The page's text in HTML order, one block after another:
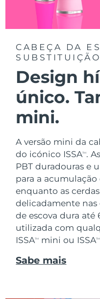
CABEÇA DA
SUBSTITUIÇÃO
Design
único.
mini.
A versão mini da
do icónico ISSATM.
PBT duradouras e
para a
enquanto as
delicadamente nas
de escova dura até
utilizada com
ISSATM mini ou ISSATM
Sabe mais